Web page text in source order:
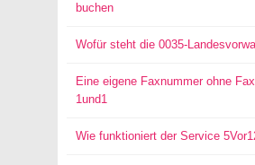
buchen
Wofür steht die 0035-
Eine eigene Faxnummer ohne
1und1
Wie funktioniert der Service